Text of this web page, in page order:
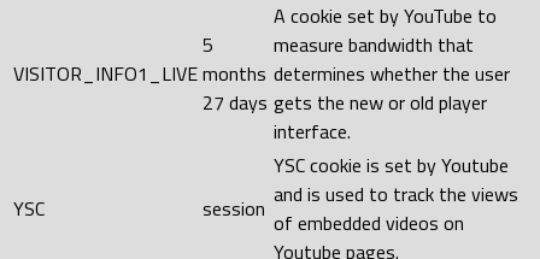
VISITOR_INFO1_LIVE
5
months
27 days
A cookie set by YouTube to
measure bandwidth that
determines whether the user
gets the new or old player
interface.
YSC session
YSC cookie is set by Youtube
and is used to track the views
of embedded videos on
Youtube pages.